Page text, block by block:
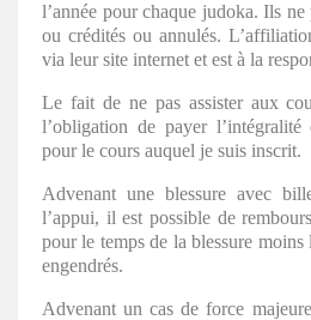
l’année pour chaque judoka. Ils ne
ou crédités ou annulés.
via leur site internet et est à la
Le fait de ne pas assister aux
l’obligation de payer l’intégralité
pour le cours auquel je suis inscrit.
Advenant une blessure avec
l’appui, il est possible de
pour le temps de la blessure moins
engendrés.
Advenant un cas de force